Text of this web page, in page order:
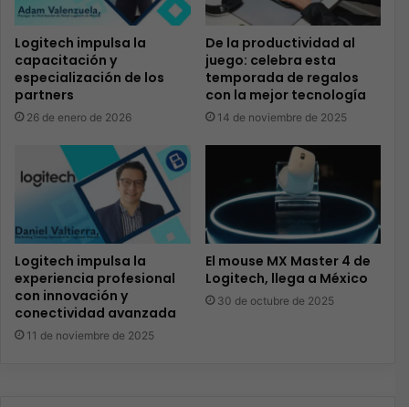
Logitech impulsa la
capacitación y
especialización de los
partners
26 de enero de 2026
De la productividad al
juego: celebra esta
temporada de regalos
con la mejor tecnología
14 de noviembre de 2025
Logitech impulsa la
experiencia profesional
con innovación y
conectividad avanzada
11 de noviembre de 2025
El mouse MX Master 4 de
Logitech, llega a México
30 de octubre de 2025